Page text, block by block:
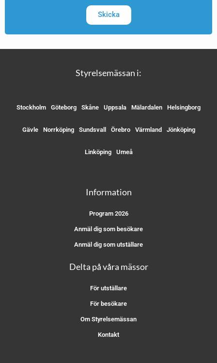
Skicka
Styrelsemässan i:
Stockholm Göteborg Skåne Uppsala Mälardalen Helsingborg
Gävle Norrköping Sundsvall Örebro Värmland Jönköping
Linköping Umeå
Information
Program 2026
Anmäl dig som besökare
Anmäl dig som utställare
Delta på våra mässor
För utställare
För besökare
Om Styrelsemässan
Kontakt